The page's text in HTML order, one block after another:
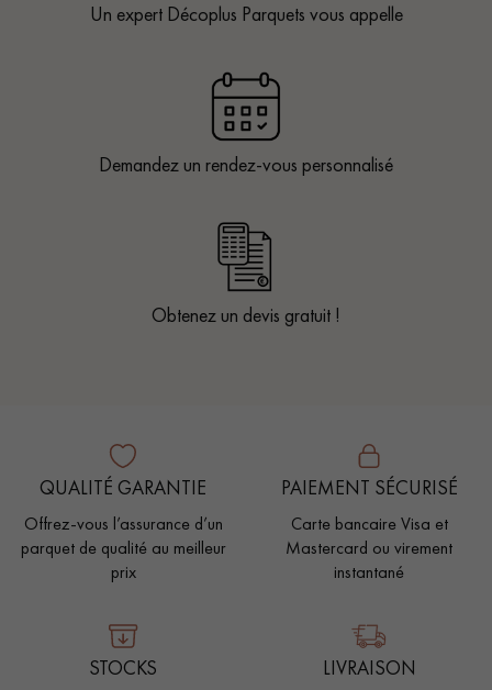
Un expert Décoplus Parquets vous appelle
Demandez un rendez-vous personnalisé
Obtenez un devis gratuit !
QUALITÉ GARANTIE
Offrez-vous l’assurance d’un
parquet de qualité au meilleur
prix
PAIEMENT SÉCURISÉ
Carte bancaire Visa et
Mastercard ou virement
instantané
STOCKS LIVRAISON